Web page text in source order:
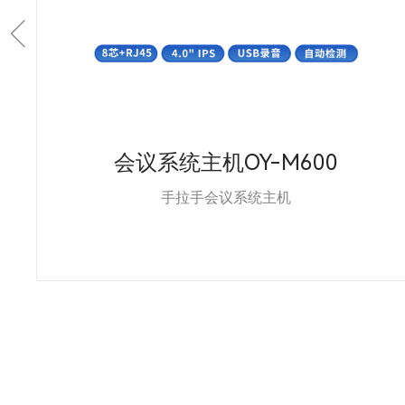
会议系统主机OY-M600
手拉手会议系统主机